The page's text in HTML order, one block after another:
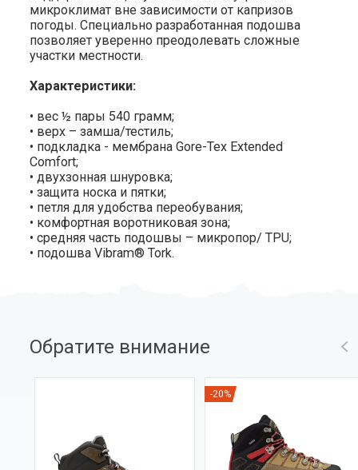
микроклимат вне зависимости от капризов
погоды. Специально разработанная подошва
позволяет уверенно преодолевать сложные
участки местности.
Характеристики:
• вес ½ пары 540 грамм;
• верх – замша/тестиль;
• подкладка - мембрана Gore-Tex Extended
Comfort;
• двухзонная шнуровка;
• защита носка и пятки;
• петля для удобства переобувания;
• комфортная воротниковая зона;
• средняя часть подошвы – микропор/ TPU;
• подошва Vibram® Tork.
Обратите внимание
-20%